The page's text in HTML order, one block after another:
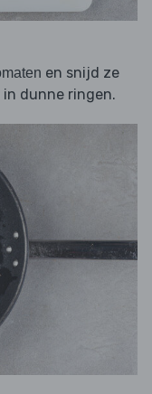
en snijd ze
in dunne ringen.